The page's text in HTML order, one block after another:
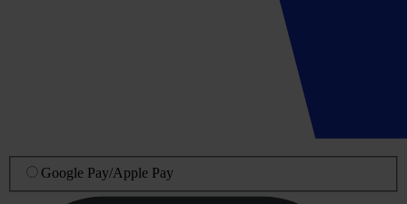
Google Pay/Apple Pay